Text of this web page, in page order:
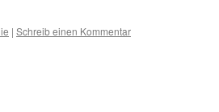
| Schreib einen Kommentar